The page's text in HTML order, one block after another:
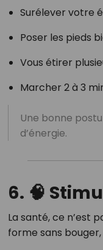
Surélever votre
Poser les pieds
Vous étirer
Marcher 2 à 3
Une bonne
d’énergie.
6. 🧠
La santé, ce n’est
forme sans bouger,